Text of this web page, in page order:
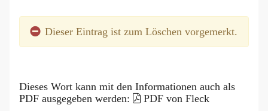
Dieser Eintrag ist zum Löschen vorgemerkt.
Dieses Wort kann mit den Informationen auch als
PDF ausgegeben werden:
PDF von Fleck